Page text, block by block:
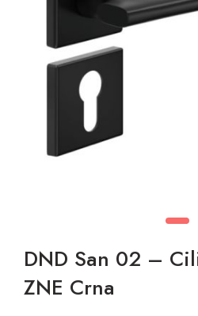
DND San 02 –
ZNE Crna